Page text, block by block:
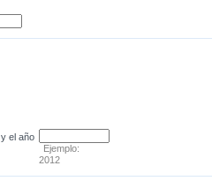
y el año
Ejemplo:
2012